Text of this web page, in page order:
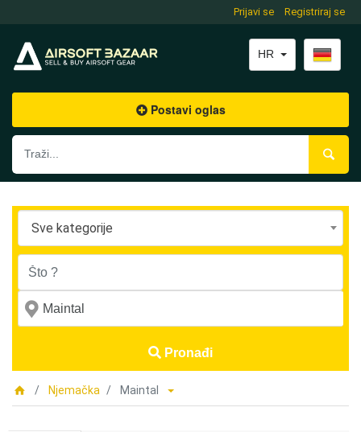
Prijavi se Registriraj se
HR
Postavi oglas
Sve kategorije
Pronađi
Njemačka Maintal